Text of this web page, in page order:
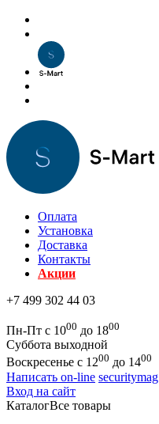
Оплата
Установка
Доставка
Контакты
Акции
+7 499 302 44 03
Пн-Пт с 1000 до 1800
Суббота выходной
Воскресенье с 1200 до 1400
Написать on-line securitymag
Вход на сайт
КаталогВсе товары